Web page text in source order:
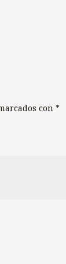
con*